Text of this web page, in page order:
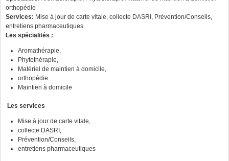
orthopédie
Services: Mise à jour de carte vitale, collecte DASRI, Prévention/Conseils,
entretiens pharmaceutiques
Les spécialités :
Aromathérapie,
Phytothérapie,
Matériel de maintien à domicile,
orthopédie
Maintien à domicile
Les services
Mise à jour de carte vitale,
collecte DASRI,
Prévention/Conseils,
entretiens pharmaceutiques